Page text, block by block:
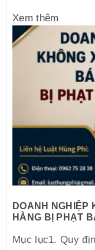
Xem thêm
DOANH NGHIỆP
HÀNG BỊ PHẠT
Mục lục1. Quy